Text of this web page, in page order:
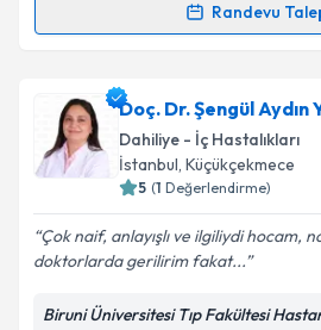
Randevu
takvim hazırlandığında e-posta
E-posta Adresiniz
Kişisel verilerimin
kapsamda işlenmesini
Doç. Dr. Şengül Aydın
Dahiliye - İç Hastalıkları
İstanbul, Küçükçekmece
5 (1 Değerlendirme)
Çok naif, anlayışlı ve ilgiliydi hocam,
doktorlarda gerilirim fakat...
Biruni Üniversitesi Tıp Fakültesi